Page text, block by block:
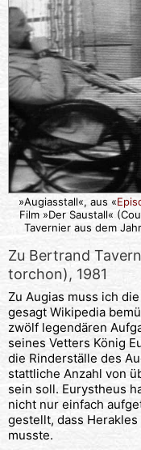
»Augiasstall«, aus «
Film »Der Saustall«
Tavernier aus dem
Zu Bertrand
torchon), 1981
Zu Augias muss ich
gesagt Wikipedia
zwölf legendären
seines Vetters König
die Rinderställe des
stattliche Anzahl von
sein soll. Eurystheus
nicht nur einfach
gestellt, dass
musste.